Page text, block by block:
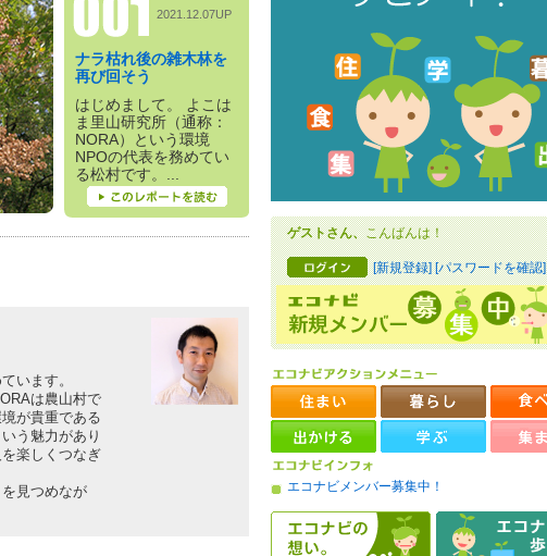
2021.12.07UP
ナラ枯れ後の雑木林を
再び回そう
はじめまして。 よこは
ま里山研究所（通称：
NORA）という環境
NPOの代表を務めてい
る松村です。...
います。
は農山村で
が貴重である
う魅力があり
楽しくつなぎ
見つめなが
ゲストさん、こんばんは！
[新規登録] [パスワードを確認]
エコナビメンバー募集中！